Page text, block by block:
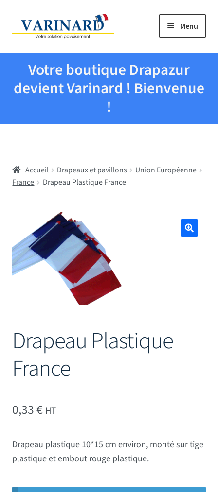
Aller à la navigation
Aller au contenu Menu
Tous les produits
Drapeaux et pavillons
Écoles
Mâts
Votre boutique Drapazur
devient Varinard ! Bienvenue
!
Accueil Drapeaux et pavillons
Union Européenne
France
Drapeau Plastique France
Drapeau Plastique
France
0,33€ HT
Drapeau plastique 10*15 cm environ, monté sur tige
plastique et embout rouge plastique.